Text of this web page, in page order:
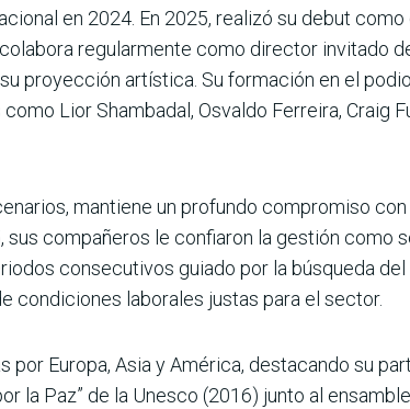
en 2024. En 2025, realizó su debut
regularmente como director invitado
proyección artística. Su formación en el
Lior Shambadal, Osvaldo Ferreira, Craig
mantiene un profundo compromiso
compañeros le confiaron la gestión como
consecutivos guiado por la búsqueda
condiciones laborales justas para el sector.
por Europa, Asia y América, destacando su
la Paz” de la Unesco (2016) junto al